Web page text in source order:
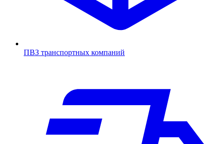
ПВЗ транспортных компаний